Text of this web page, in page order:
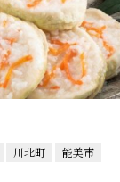
川北町
能美市